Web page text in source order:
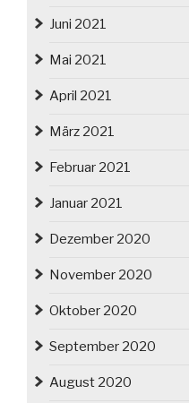
Juni 2021
Mai 2021
April 2021
März 2021
Februar 2021
Januar 2021
Dezember 2020
November 2020
Oktober 2020
September 2020
August 2020